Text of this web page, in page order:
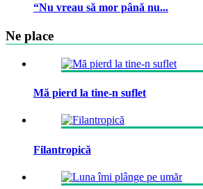
“Nu vreau să mor până nu...
Ne place
Mă pierd la tine-n suflet
Filantropică